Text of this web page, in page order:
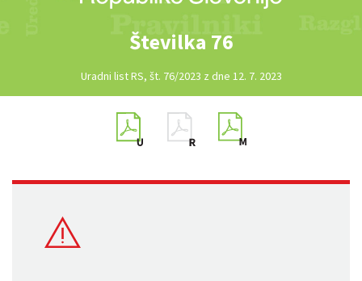
Številka 76
Uradni list RS, št. 76/2023 z dne 12. 7. 2023